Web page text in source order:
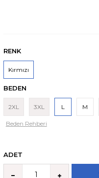
RENK
Kırmızı
BEDEN
2XL 3XL L M
Beden Rehberi
ADET